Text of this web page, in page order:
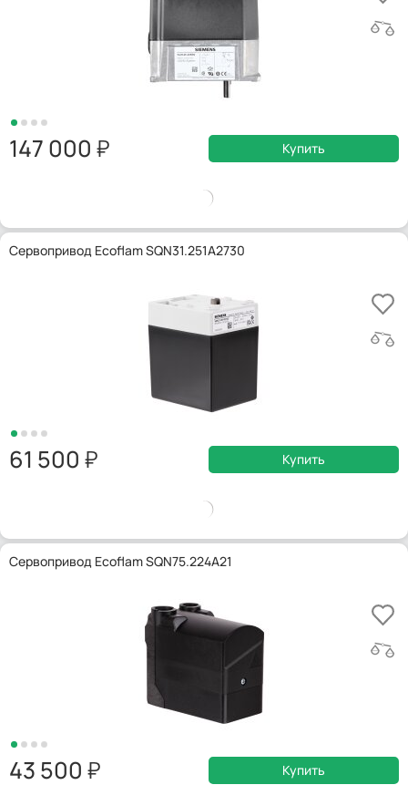
147 000 Купить
Сервопривод Ecoflam SQN31.251A2730
61 500 Купить
Сервопривод Ecoflam SQN75.224A21
43 500 Купить